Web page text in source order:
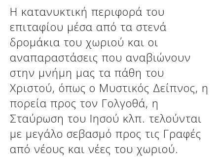
Δείτε μας:
Δείτε μας:
Δείτε μας:
Δείτε μας:
Η κατανυκτική περιφορά του
επιταφίου μέσα από τα στενά
δρομάκια του χωριού και οι
αναπαραστάσεις που αναβιώνουν
στην μνήμη μας τα πάθη του
Χριστού, όπως ο Μυστικός Δείπνος, η
πορεία προς τον Γολγοθά, η
Σταύρωση του Ιησού κλπ. τελούνται
με μεγάλο σεβασμό προς τις Γραφές
από νέους και νέες του χωριού.